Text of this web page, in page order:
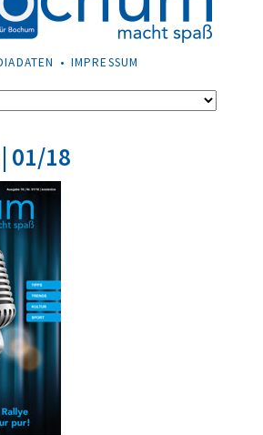
IMPRESSUM
01/18